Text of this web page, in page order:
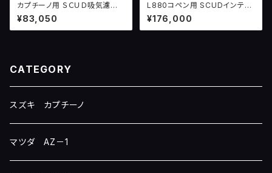
カプチーノ用 ＳＣＵＤ吸気濾過
システム version２ （１００
ＰＳ〜）
¥83,050
L880コペン用 SCUDインテグ
ラルエキゾースト
¥176,000
CATEGORY
スズキ カプチーノ
マツダ AZ－1